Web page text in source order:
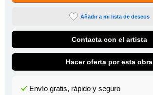
Añadir a mi lista de deseos
Contacta con el artista
Hacer oferta por esta obra
Envío gratis, rápido y seguro